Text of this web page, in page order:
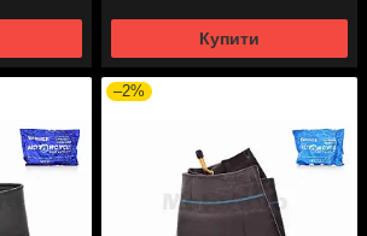
Купити
–2%